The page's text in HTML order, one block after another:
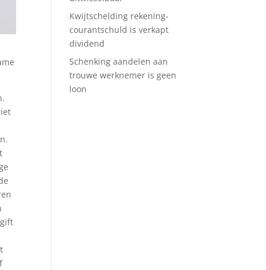
Kwijtschelding rekening-
courantschuld is verkapt
dividend
Schenking aandelen aan
trouwe werknemer is geen
loon